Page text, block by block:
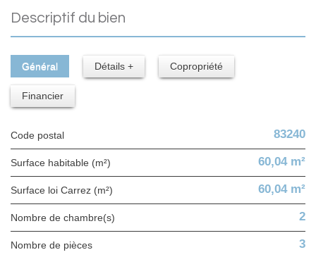
descriptif du bien
Général Détails + Copropriété
Financier
Code postal 83240
Surface habitable (m²) 60,04 m²
Surface loi Carrez (m²) 60,04 m²
Nombre de chambre(s) 2
Nombre de pièces 3